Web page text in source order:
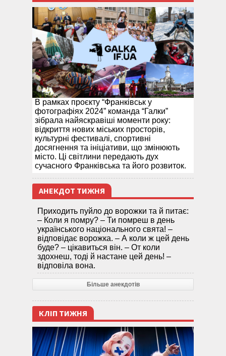
В рамках проєкту “Франківськ у
фотографіях 2024” команда “Галки”
зібрала найяскравіші моменти року:
відкриття нових міських просторів,
культурні фестивалі, спортивні
досягнення та ініціативи, що змінюють
місто. Ці світлини передають дух
сучасного Франківська та його розвиток.
АНЕКДОТ ТИЖНЯ
Приходить пуйло до ворожки та й питає:
– Коли я помру? – Ти помреш в день
українського національного свята! –
відповідає ворожка. – А коли ж цей день
буде? – цікавиться він. – От коли
здохнеш, тоді й настане цей день! –
відповіла вона.
Більше анекдотів
КЛІП ТИЖНЯ